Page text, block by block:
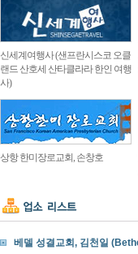
신세계여행사 (샌프란시스코 오클
랜드 산호세 산타클라라 한인 여행
사)
상항 한미장로교회, 손창호
베델 성결교회, 김천일